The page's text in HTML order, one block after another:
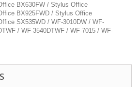
BX630FW / Stylus Office
BX925FWD / Stylus Office
SX535WD / WF-3010DW / WF-
/ WF-3540DTWF / WF-7015 / WF-